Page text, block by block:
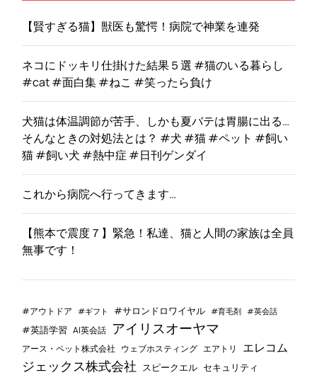
【賢すぎる猫】獣医も驚愕！病院で神業を連発
ネコにドッキリ仕掛けた結果５選 #猫のいる暮らし
#cat #面白集 #ねこ #笑ったら負け
犬猫は体温調節が苦手、しかも夏バテは胃腸に出る…
そんなときの対処法とは？ #犬 #猫 #ペット #飼い
猫 #飼い犬 #熱中症 #日刊ゲンダイ
これから病院へ行ってきます…
【熊本で震度７】緊急！私達、猫と人間の家族は全員
無事です！
#アウトドア #ギフト #サロンドロワイヤル #育毛剤 #英会話
#英語学習 AI英会話 アイリスオーヤマ
アース・ペット株式会社 ウェブホスティング エアトリ エレコム
ジェックス株式会社 スピークエル セキュリティ